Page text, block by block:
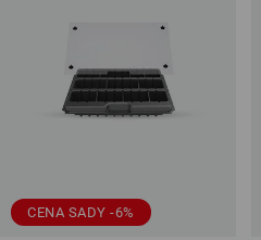
CENA SADY -6%